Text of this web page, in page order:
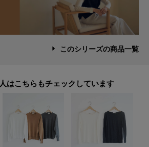
このシリーズの商品一覧
はこちらもチェックしています